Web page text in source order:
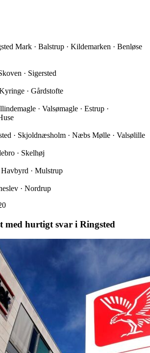
Mark · Balstrup · Kildemarken · Benløse
· Sigersted
· Gårdstofte
· Valsømagle · Estrup ·
· Skjoldnæsholm · Næbs Mølle · Valsølille
· Skelhøj
Havbyrd · Mulstrup
· Nordrup
med hurtigt svar i Ringsted